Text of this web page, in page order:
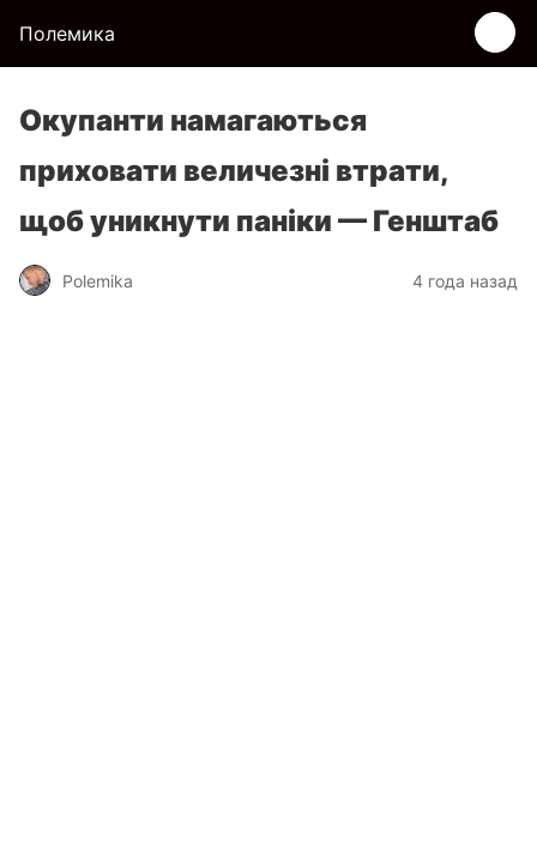
Полемика
Окупанти намагаються
приховати величезні втрати,
щоб уникнути паніки — Генштаб
Polemika 4 года назад